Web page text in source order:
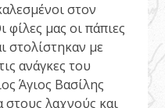
στον
μας οι πάπιες
στολίστηκαν με
ανάγκες του
Άγιος Βασίλης
στους λαχνούς και